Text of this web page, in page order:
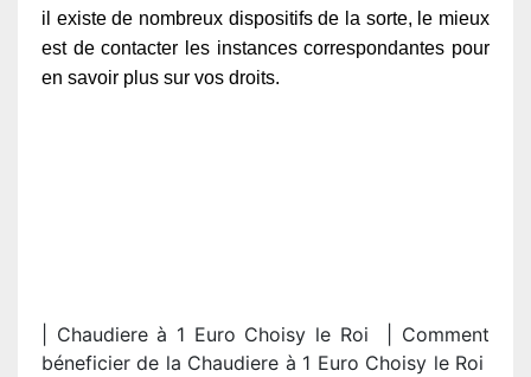
il existe de nombreux dispositifs de la sorte, le mieux
est de contacter les instances correspondantes pour
en savoir plus sur vos droits.
| Chaudiere à 1 Euro Choisy le Roi | Comment
béneficier de la Chaudiere à 1 Euro Choisy le Roi